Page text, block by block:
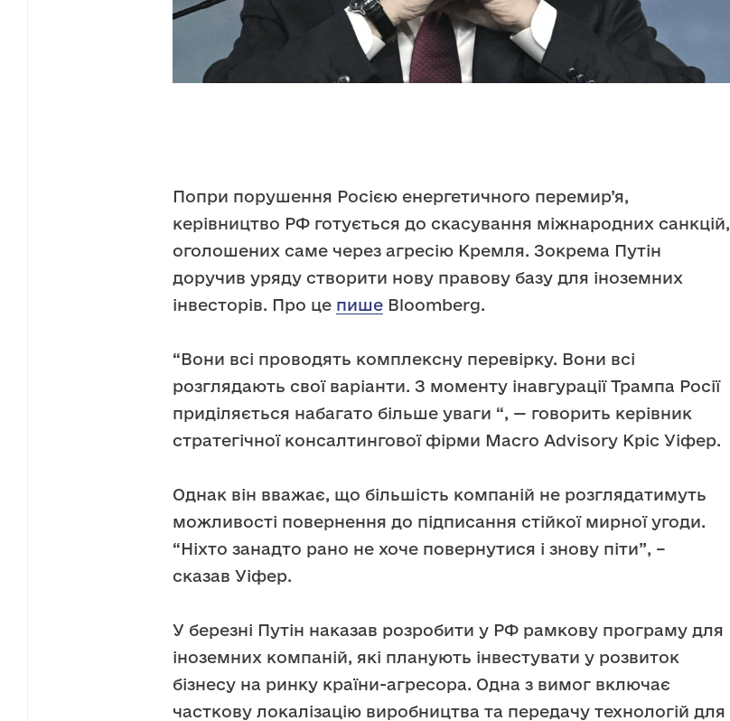
Попри порушення Росією енергетичного перемир’я,
керівництво РФ готується до скасування міжнародних санкцій,
оголошених саме через агресію Кремля. Зокрема Путін
доручив уряду створити нову правову базу для іноземних
інвесторів. Про це пише Bloomberg.
“Вони всі проводять комплексну перевірку. Вони всі
розглядають свої варіанти. З моменту інавгурації Трампа Росії
приділяється набагато більше уваги “, — говорить керівник
стратегічної консалтингової фірми Macro Advisory Кріс Уіфер.
Однак він вважає, що більшість компаній не розглядатимуть
можливості повернення до підписання стійкої мирної угоди.
“Ніхто занадто рано не хоче повернутися і знову піти”, –
сказав Уіфер.
У березні Путін наказав розробити у РФ рамкову програму для
іноземних компаній, які планують інвестувати у розвиток
бізнесу на ринку країни-агресора. Одна з вимог включає
часткову локалізацію виробництва та передачу технологій для